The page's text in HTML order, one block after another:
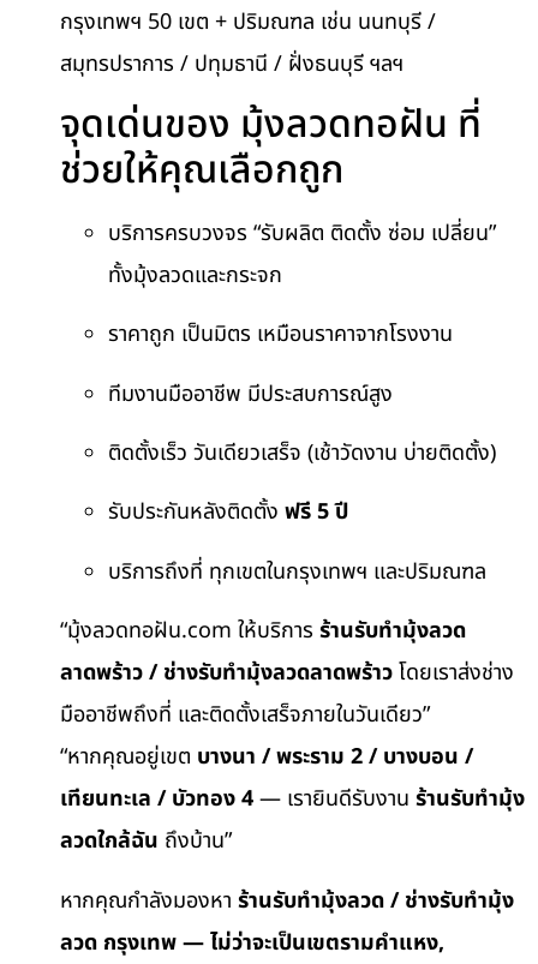
กรุงเทพฯ 50 เขต + ปริมณฑล เช่น นนทบุรี /
สมุทรปราการ / ปทุมธานี / ฝั่งธนบุรี ฯลฯ
จุดเด่นของ มุ้งลวดทอฝัน ที่
ช่วยให้คุณเลือกถูก
บริการครบวงจร “รับผลิต ติดตั้ง ซ่อม เปลี่ยน”
ทั้งมุ้งลวดและกระจก
ราคาถูก เป็นมิตร เหมือนราคาจากโรงงาน
ทีมงานมืออาชีพ มีประสบการณ์สูง
ติดตั้งเร็ว วันเดียวเสร็จ (เช้าวัดงาน บ่ายติดตั้ง)
รับประกันหลังติดตั้ง ฟรี 5 ปี
บริการถึงที่ ทุกเขตในกรุงเทพฯ และปริมณฑล
“มุ้งลวดทอฝัน.com ให้บริการ ร้านรับทำมุ้งลวด
ลาดพร้าว / ช่างรับทำมุ้งลวดลาดพร้าวโดยเราส่งช่าง
มืออาชีพถึงที่ และติดตั้งเสร็จภายในวันเดียว”
“หากคุณอยู่เขต บางนา / พระราม 2 / บางบอน /
เทียนทะเล / บัวทอง 4— เรายินดีรับงาน ร้านรับทำมุ้ง
ลวดใกล้ฉัน ถึงบ้าน”
หากคุณกำลังมองหา ร้านรับทำมุ้งลวด / ช่างรับทำมุ้ง
ลวด กรุงเทพ — ไม่ว่าจะเป็นเขตรามคำแหง,